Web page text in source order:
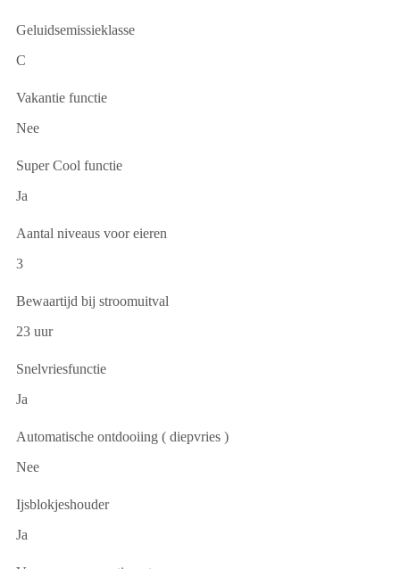
Geluidsemissieklasse
C
Vakantie functie
Nee
Super Cool functie
Ja
Aantal niveaus voor eieren
3
Bewaartijd bij stroomuitval
23 uur
Snelvriesfunctie
Ja
Automatische ontdooiing ( diepvries )
Nee
Ijsblokjeshouder
Ja